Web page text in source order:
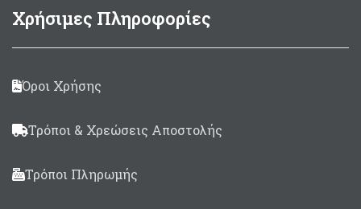
Χρήσιμες Πληροφορίες
Όροι Χρήσης
Τρόποι & Χρεώσεις Αποστολής
Τρόποι Πληρωμής